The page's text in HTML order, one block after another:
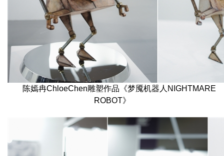
陈嫣冉ChloeChen雕塑作品《梦魇机器人NIGHTMARE
ROBOT》